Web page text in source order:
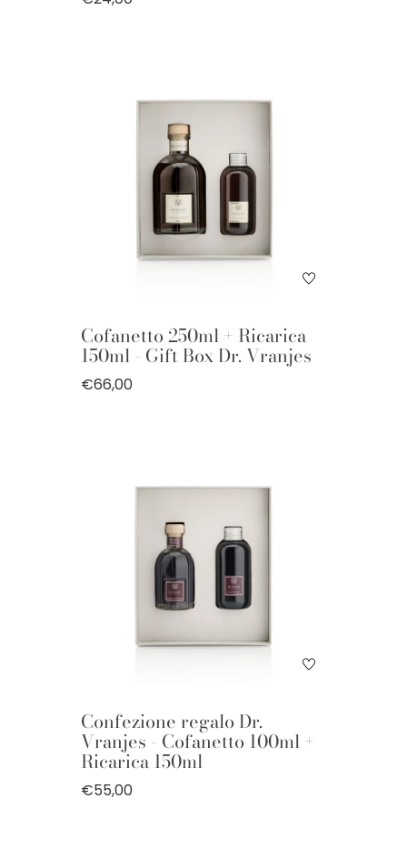
Cofanetto 250ml + Ricarica
150ml - Gift Box Dr. Vranjes
€66,00
Confezione regalo Dr.
Vranjes - Cofanetto 100ml +
Ricarica 150ml
€55,00